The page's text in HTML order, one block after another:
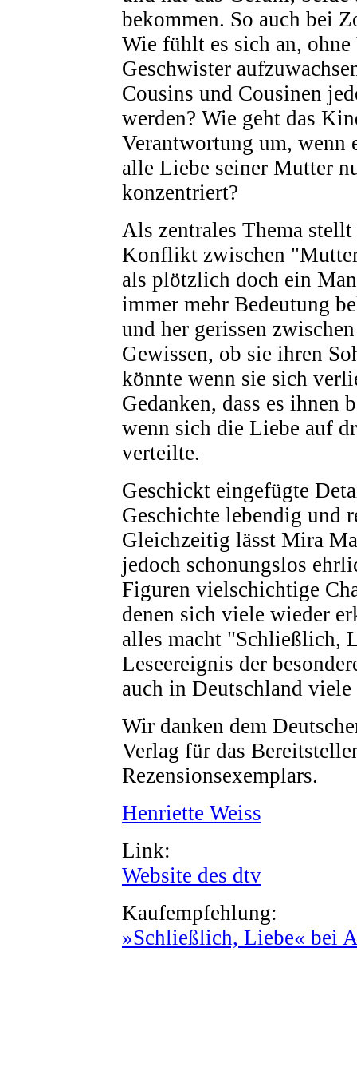
bekommen. So auch bei
Wie fühlt es sich an, ohne
Geschwister
Cousins und Cousinen
werden? Wie geht das
Verantwortung um, wenn
alle Liebe seiner Mutter
konzentriert?
Als zentrales Thema
Konflikt zwischen
als plötzlich doch ein
immer mehr Bedeutung
und her gerissen
Gewissen, ob sie ihren
könnte wenn sie sich
Gedanken, dass es ihnen
wenn sich die Liebe auf
verteilte.
Geschickt eingefügte
Geschichte lebendig und
Gleichzeitig lässt Mira
jedoch schonungslos
Figuren vielschichtige
denen sich viele wieder
alles macht "Schließlich,
Leseereignis der
auch in Deutschland
Wir danken dem
Verlag für das
Rezensionsexemplars.
Henriette Weiss
Link:
Website des dtv
Kaufempfehlung:
»Schließlich, Liebe« bei